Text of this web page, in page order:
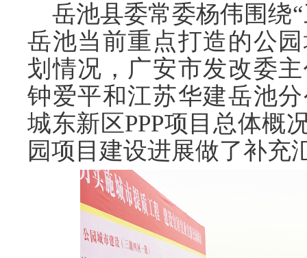
岳池县委常委杨伟围绕
岳池当前重点打造的公
划情况，广安市发改委
钟爱平和江苏华建岳池
城东新区PPP项目总体概
园项目建设进展做了补充